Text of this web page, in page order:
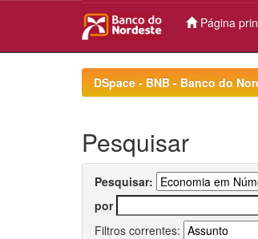
Página
DSpace - BNB - Banco do
Pesquisar
Pesquisar:
por
Filtros correntes: